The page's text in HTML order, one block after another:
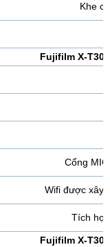
Khe
Fujifilm X-T30
Cổng
Wifi được xây
Tích
Fujifilm X-T30